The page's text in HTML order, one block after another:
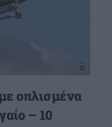
οπλισμένα
– 10